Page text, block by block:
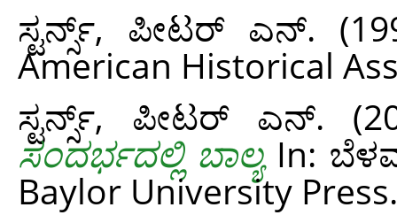
ಸ್ಟರ್ನ್ಸ್, ಪೀಟರ್ ಎನ್.
American Historical
ಸ್ಟರ್ನ್ಸ್, ಪೀಟರ್ ಎನ್.
ಸಂದರ್ಭದಲ್ಲಿ ಬಾಲ್ಯIn:
Baylor University